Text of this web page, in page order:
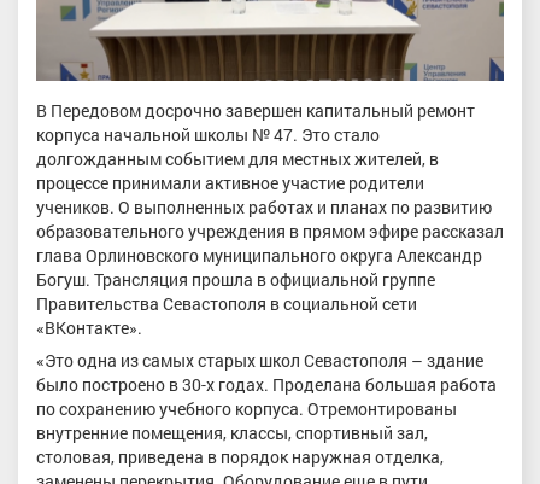
В Передовом досрочно завершен капитальный ремонт
корпуса начальной школы № 47. Это стало
долгожданным событием для местных жителей, в
процессе принимали активное участие родители
учеников. О выполненных работах и планах по развитию
образовательного учреждения в прямом эфире рассказал
глава Орлиновского муниципального округа Александр
Богуш. Трансляция прошла в официальной группе
Правительства Севастополя в социальной сети
«ВКонтакте».
«Это одна из самых старых школ Севастополя – здание
было построено в 30-х годах. Проделана большая работа
по сохранению учебного корпуса. Отремонтированы
внутренние помещения, классы, спортивный зал,
столовая, приведена в порядок наружная отделка,